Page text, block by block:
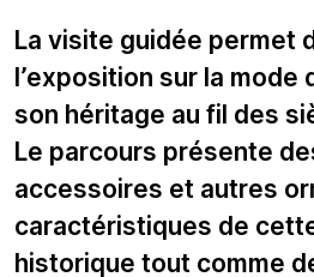
La visite guidée permet
l’exposition sur la mode
son héritage au fil des
Le parcours présente
accessoires et autres
caractéristiques de
historique tout comme